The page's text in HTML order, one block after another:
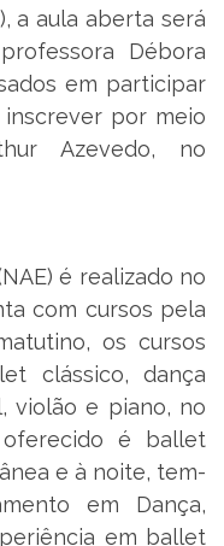
a aula aberta será
Débora
em participar
por meio
Azevedo, no
é realizado no
com cursos pela
os cursos
clássico, dança
violão e piano, no
é ballet
e à noite, tem-
em Dança,
em ballet